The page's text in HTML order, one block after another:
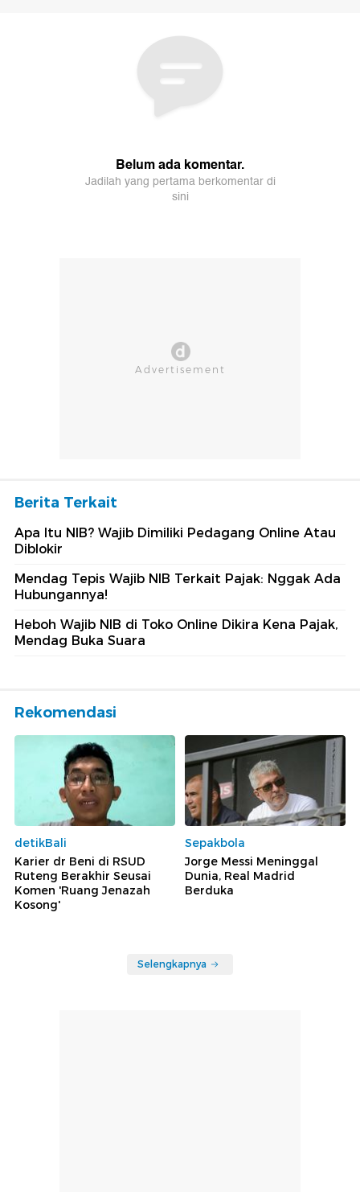
Berita Terkait
Apa Itu NIB? Wajib Dimiliki Pedagang Online Atau
Diblokir
Mendag Tepis Wajib NIB Terkait Pajak: Nggak Ada
Hubungannya!
Heboh Wajib NIB di Toko Online Dikira Kena Pajak,
Mendag Buka Suara
Rekomendasi
detikBali
Karier dr Beni di RSUD
Ruteng Berakhir Seusai
Komen 'Ruang Jenazah
Kosong'
Sepakbola
Jorge Messi Meninggal
Dunia, Real Madrid
Berduka
Selengkapnya